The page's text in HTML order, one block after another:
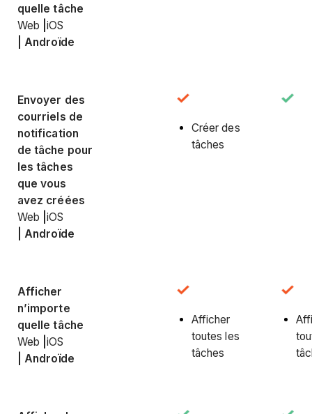
quelle tâche
Web |iOS
Androïde
Envoyer des
courriels de
notification
de tâche pour
les tâches
que vous
avez créées
Web |iOS
Androïde
Créer des
tâches
Afficher
n’importe
quelle tâche
Web |iOS
Androïde
Afficher
toutes les
tâches